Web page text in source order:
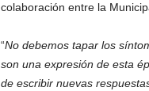
colaboración entre la
“No debemos tapar los
son una expresión de esta
de escribir nuevas